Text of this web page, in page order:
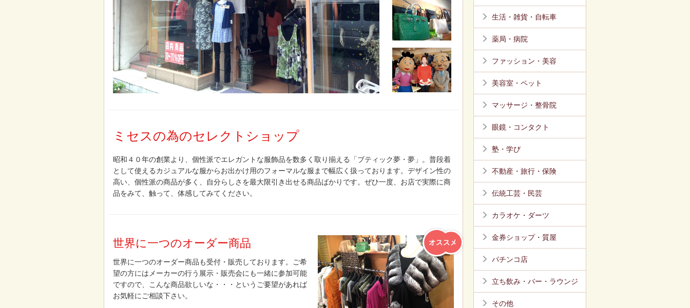
ミセスの為のセレクトショップ
昭和４０年の創業より、個性派でエレガントな服飾品を数多く取り揃える「ブティック夢・夢」。普段着
として使えるカジュアルな服からお出かけ用のフォーマルな服まで幅広く扱っております。デザイン性の
高い、個性派の商品が多く、自分らしさを最大限引き出せる商品ばかりです。ぜひ一度、お店で実際に商
品をみて、触って、体感してみてください。
世界に一つのオーダー商品
世界に一つのオーダー商品も受付・販売しております。ご希
望の方にはメーカーの行う展示・販売会にも一緒に参加可能
ですので、こんな商品欲しいな・・・というご要望があれば
お気軽にご相談下さい。
生活・雑貨・自転車
薬局・病院
ファッション・美容
美容室・ペット
マッサージ・整骨院
眼鏡・コンタクト
塾・学び
不動産・旅行・保険
伝統工芸・民芸
カラオケ・ダーツ
金券ショップ・質屋
パチンコ店
立ち飲み・バー・ラウンジ
その他